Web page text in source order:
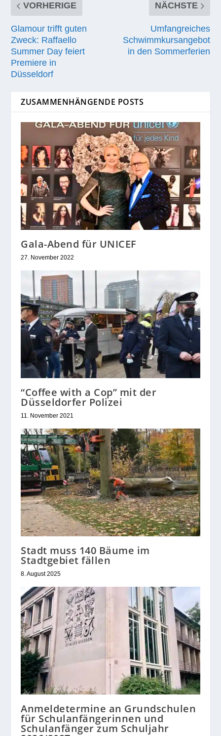
VORHERIGE
Glamour trifft guten
Zweck: Raffaello
Summer Day feiert
Premiere in
Düsseldorf
NÄCHSTE
Umfangreiches
Schwimmkursangebot
in den Sommerferien
ZUSAMMENHÄNGENDE POSTS
Gala-Abend für UNICEF
27. November 2022
“Coffee with a Cop” mit der
Düsseldorfer Polizei
11. November 2021
Stadt muss 140 Bäume im
Stadtgebiet fällen
8. August 2025
Anmeldetermine an Grundschulen
für Schulanfängerinnen und
Schulanfänger zum Schuljahr